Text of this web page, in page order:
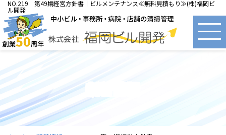
NO.219 第49期経営方針書｜ビルメンテナンス≪無料見積もり≫(株)福岡ビ
ル開発
新着情報